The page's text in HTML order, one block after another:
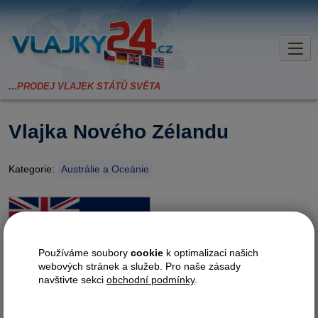
Vlajka Nového Zélandu
Kategorie: Austrálie a Oceánie
Používáme soubory cookie k optimalizaci našich
webových stránek a služeb. Pro naše zásady
navštivte sekci obchodní podmínky.